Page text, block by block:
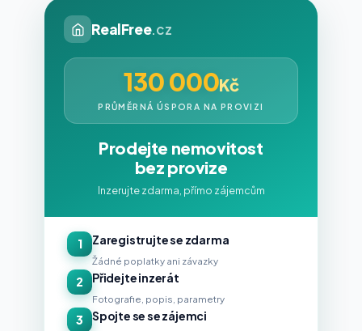
RealFree.cz
130 000Kč
PRŮMĚRNÁ ÚSPORA NA PROVIZI
Prodejte nemovitost
bez provize
Inzerujte zdarma, přímo zájemcům
1 Zaregistrujte se zdarma
Žádné poplatky ani závazky
2 Přidejte inzerát
Fotografie, popis, parametry
3 Spojte se se zájemci